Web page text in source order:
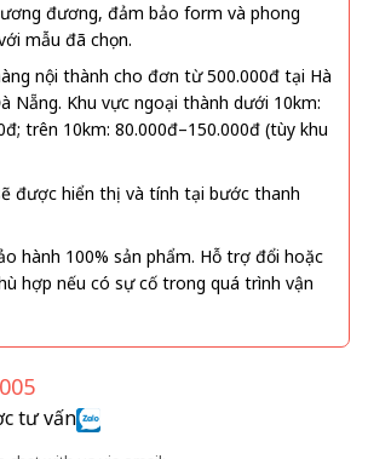
đương, đảm bảo form và phong
mẫu đã chọn.
nội thành cho đơn từ 500.000đ tại Hà
Nẵng. Khu vực ngoại thành dưới 10km:
trên 10km: 80.000đ–150.000đ (tùy khu
được hiển thị và tính tại bước thanh
hành 100% sản phẩm. Hỗ trợ đổi hoặc
hợp nếu có sự cố trong quá trình vận
tư vấn